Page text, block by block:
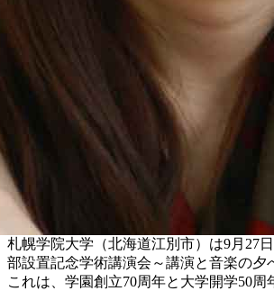
札幌学院大学（北海道江別市）は9月27
部設置記念学術講演会～講演と音楽の夕
これは、学園創立70周年と大学開学50周